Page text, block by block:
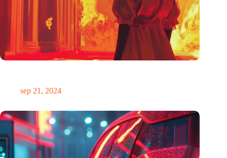
sep 21, 2024